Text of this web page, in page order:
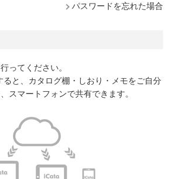
パスワードを忘れた場合
ってください。
ると、カタログ棚・しおり・メモをご自分
スマートフォンで共有できます。